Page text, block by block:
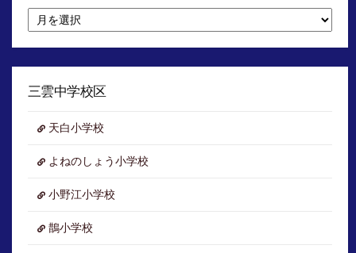
別
イ
三雲中学校区
天白小学校
よねのしょう小学校
小野江小学校
鵲小学校